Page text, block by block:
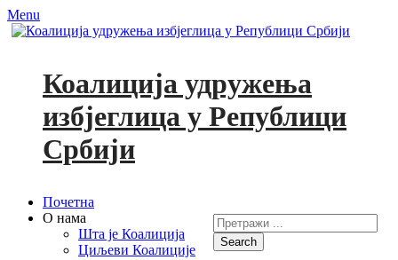
Menu
Коалиција удружења
избјеглица у Републици
Србији
Search
for:
Primary
Menu
Skip
Почетна
О нама
Шта је Коалиција
Циљеви Коалиције